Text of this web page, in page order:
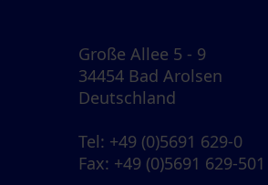
Große Allee 5 - 9
34454 Bad Arolsen
Deutschland
Tel: +49 (0)5691 629-0
Fax: +49 (0)5691 629-501